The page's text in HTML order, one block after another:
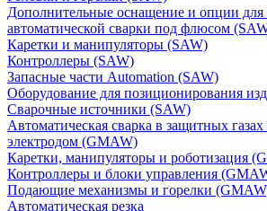
Дополнительные оснащение и опции для
автоматической сварки под флюсом
Каретки и манипуляторы (SAW)
Контроллеры (SAW)
Запасные части Automation (SAW)
Оборудование для позиционирования
Сварочные источники (SAW)
Автоматическая сварка в защитных
электродом (GMAW)
Каретки, манипуляторы и роботизация
Контроллеры и блоки управления
Подающие механизмы и горелки
Автоматическая резка